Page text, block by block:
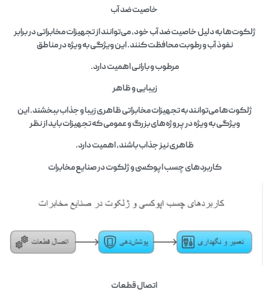
خاصیت ضد آب
ژلکوت‌ها به دلیل خاصیت ضد آب خود، می‌توانند از تجهیزات مخابراتی در برابر
نفوذ آب و رطوبت محافظت کنند. این ویژگی به ویژه در مناطق
مرطوب و بارانی اهمیت دارد.
زیبایی و ظاهر
ژلکوت‌ها می‌توانند به تجهیزات مخابراتی ظاهری زیبا و جذاب ببخشند. این
ویژگی به ویژه در پروژه‌های بزرگ و عمومی که تجهیزات باید از نظر
ظاهری نیز جذاب باشند، اهمیت دارد.
کاربردهای چسب اپوکسی و ژلکوت در صنایع مخابرات
اتصال قطعات